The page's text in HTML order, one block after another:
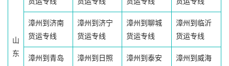
山
东
漳州到济南
货运专线
漳州到济宁
货运专线
漳州到聊城
货运专线
漳州到临沂
货运专线
漳州到青岛
漳州到日照
漳州到泰安
漳州到威海